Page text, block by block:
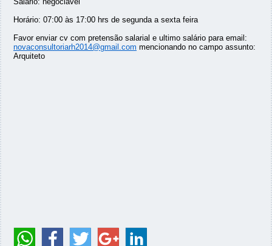
Horário: 07:00 às 17:00 hrs de segunda a sexta feira
Favor enviar cv com pretensão salarial e ultimo salário para email:
novaconsultoriarh2014@gmail.com mencionando no campo assunto:
Arquiteto